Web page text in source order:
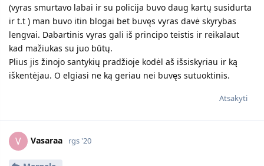
(vyras smurtavo labai ir su policija buvo daug kartų susidurta
ir t.t ) man buvo itin blogai bet buvęs vyras davė skyrybas
lengvai. Dabartinis vyras gali iš principo teistis ir reikalaut
kad mažiukas su juo būtų.
Plius jis žinojo santykių pradžioje kodėl aš išsiskyriau ir ką
iškentėjau. O elgiasi ne ką geriau nei buvęs sutuoktinis.
Atsakyti
V Vasaraa rgs '20